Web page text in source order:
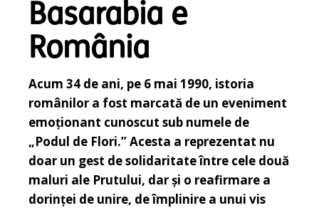
Basarabia e
România
Acum 34 de ani, pe 6 mai 1990, istoria
românilor a fost marcată de un eveniment
emoționant cunoscut sub numele de
„Podul de Flori.” Acesta a reprezentat nu
doar un gest de solidaritate între cele două
maluri ale Prutului, dar și o reafirmare a
dorinței de unire, de împlinire a unui vis